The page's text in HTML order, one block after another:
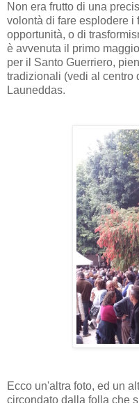
Non era frutto di una
volontà di fare esplodere i
opportunità, o di
è avvenuta il primo
per il Santo Guerriero,
tradizionali (vedi al centro
Launeddas.
Ecco un'altra foto, ed un
circondato dalla folla che